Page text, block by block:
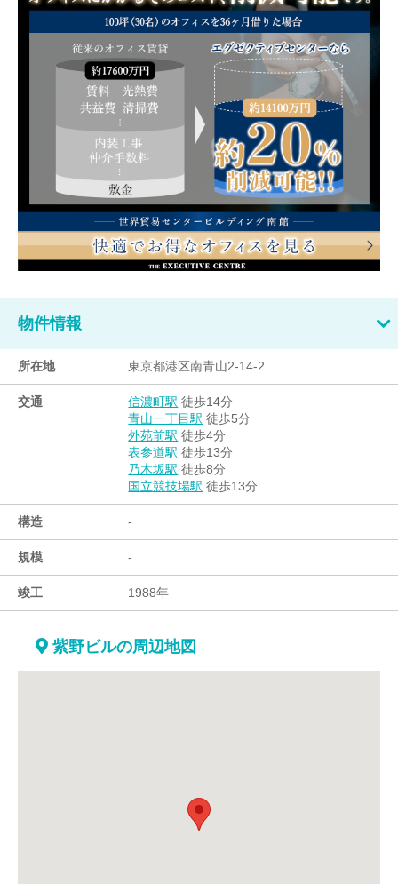
物件情報
所在地 東京都港区南青山2-14-2
交通 信濃町駅 徒歩14分
青山一丁目駅 徒歩5分
外苑前駅 徒歩4分
表参道駅 徒歩13分
乃木坂駅 徒歩8分
国立競技場駅 徒歩13分
構造 -
規模 -
竣工 1988年
紫野ビルの周辺地図